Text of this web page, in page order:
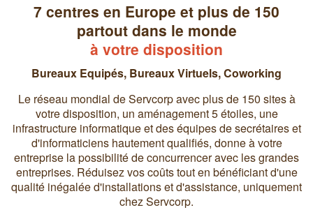
7 centres en Europe et plus de 150
partout dans le monde
à votre disposition
Bureaux Equipés, Bureaux Virtuels,Coworking
Le réseau mondial de Servcorp avec plus de 150 sites à
votre disposition, un aménagement 5 étoiles, une
infrastructure informatique et des équipes de secrétaires et
d'informaticiens hautement qualifiés, donne à votre
entreprise la possibilité de concurrencer avec les grandes
entreprises. Réduisez vos coûts tout en bénéficiant d'une
qualité inégalée d'installations et d'assistance, uniquement
chez Servcorp.